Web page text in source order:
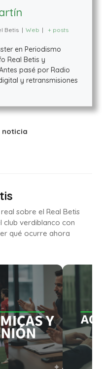
Betis | Web | + posts
en Periodismo
Real Betis y
pasé por Radio
y retransmisiones
noticia
sobre el Real Betis
club verdiblanco con
qué ocurre ahora